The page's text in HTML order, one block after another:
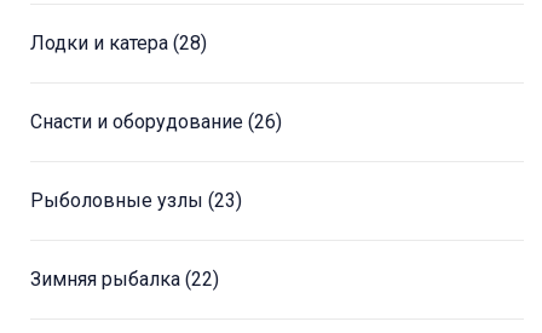
Лодки и катера (28)
Снасти и оборудование (26)
Рыболовные узлы (23)
Зимняя рыбалка (22)